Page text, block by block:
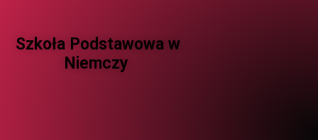
Szkoła Podstawowa w
Niemczy ​